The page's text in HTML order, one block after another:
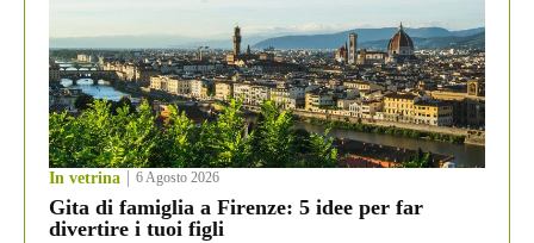
In vetrina 6 Agosto 2026
Gita di famiglia a Firenze: 5 idee per far
divertire i tuoi figli